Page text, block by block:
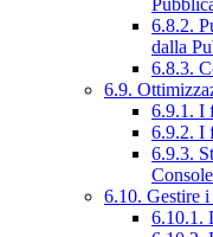
6.8.2.
dalla
6.8.3.
6.9.
6.9.1. I
6.9.2. I
6.9.3.
Console
6.10. Gestire
6.10.1.